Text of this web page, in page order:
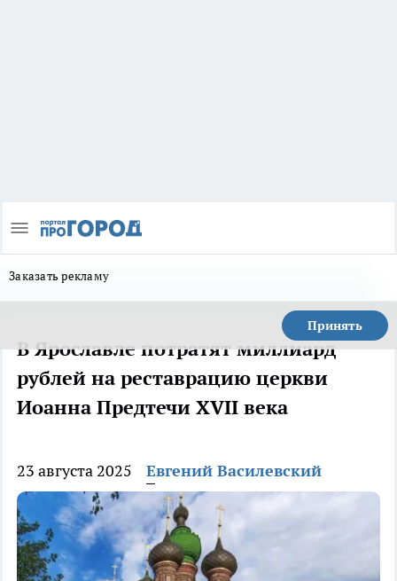
Заказать рекламу
Принять
В Ярославле потратят миллиард
рублей на реставрацию церкви
Иоанна Предтечи XVII века
23 августа 2025 Евгений Василевский